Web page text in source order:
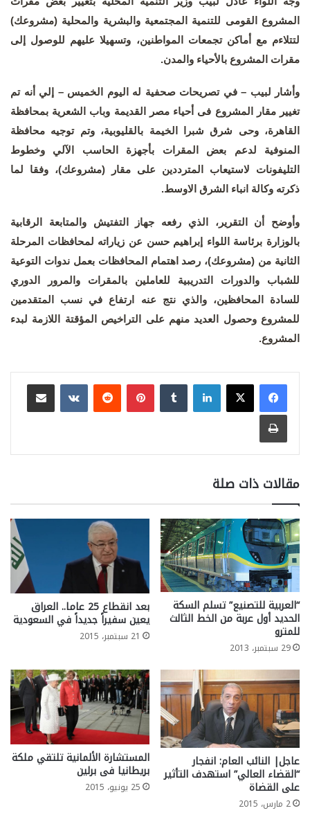
المشروع القومى للتنمية المجتمعية والبشرية والمحلية (مشروعك)
لتتلاءم مع أماكن تجمعات المواطنين، وتسهيلا عليهم للوصول إلى
مقرات المشروع بالأحياء والمدن.
وأشار لبيب – في تصريحات صحفية له اليوم الخميس – إلي أنه تم
تغيير مقار المشروع فى أحياء مصر القديمة وباب الشعرية بمحافظة
القاهرة، وحى شرق شبرا الخيمة بالقليوبية، وتم توجيه محافظة
المنوفية لدعم بعض المقرات بأجهزة الحاسب الآلي وخطوط
التليفونات لاستيعاب المترددين على مقار (مشروعك)، وفقا لما
ذكرته وكالة انباء الشرق الاوسط.
وأوضح أن التقرير، الذي رفعه جهاز التفتيش والمتابعة الرقابية
بالوزارة برئاسة اللواء إبراهيم حسن عن زياراته لمحافظات المرحلة
الثانية من (مشروعك)، رصد اهتمام المحافظات بعمل ندوات التوعية
للشباب والدورات التدريبية للعاملين بالمقرات والمرور الدوري
للسادة المحافظين، والذي نتج عنه ارتفاع في نسب المتقدمين
للمشروع وحصول العديد منهم على التراخيص المؤقتة اللازمة لبدء
المشروع.
لينكدإن بينتيريست
مشاركة عبر البريد
طباعة
مقالات ذات صلة
“العربية للتصنيع” تسلم السكة
الحديد أول عربة من الخط الثالث
للمترو
29 سبتمبر، 2013
بعد انقطاع 25 عاما.. العراق
يعين سفيراً جديداً في السعودية
21 سبتمبر، 2015
عاجل| النائب العام: انفجار
“القضاء العالي” استهدف التأثير
على القضاة
2 مارس، 2015
المستشارة الألمانية تلتقي ملكة
بريطانيا فى برلين
25 يونيو، 2015